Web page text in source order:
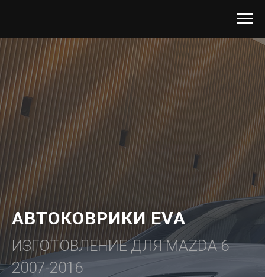
АВТОКОВРИКИ EVA
ИЗГОТОВЛЕНИЕ ДЛЯ MAZDA 6
2007-2016